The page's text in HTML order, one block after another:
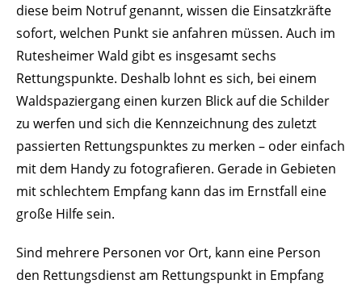
diese beim Notruf genannt, wissen die Einsatzkräfte
sofort, welchen Punkt sie anfahren müssen. Auch im
Rutesheimer Wald gibt es insgesamt sechs
Rettungspunkte. Deshalb lohnt es sich, bei einem
Waldspaziergang einen kurzen Blick auf die Schilder
zu werfen und sich die Kennzeichnung des zuletzt
passierten Rettungspunktes zu merken – oder einfach
mit dem Handy zu fotografieren. Gerade in Gebieten
mit schlechtem Empfang kann das im Ernstfall eine
große Hilfe sein.
Sind mehrere Personen vor Ort, kann eine Person
den Rettungsdienst am Rettungspunkt in Empfang